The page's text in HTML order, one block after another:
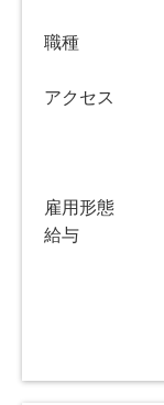
職種
アクセス
雇用形態
給与